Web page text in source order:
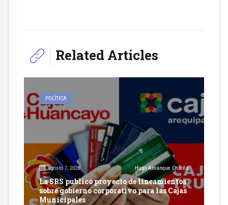
Related Articles
POLÍTICA
agosto 7, 2026 Hugo Amanque Chaiña
La SBS publicó proyecto de lineamientos
sobre gobierno corporativo para las Cajas
Municipales